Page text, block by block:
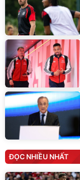
ĐỌC NHIỀU NHẤT